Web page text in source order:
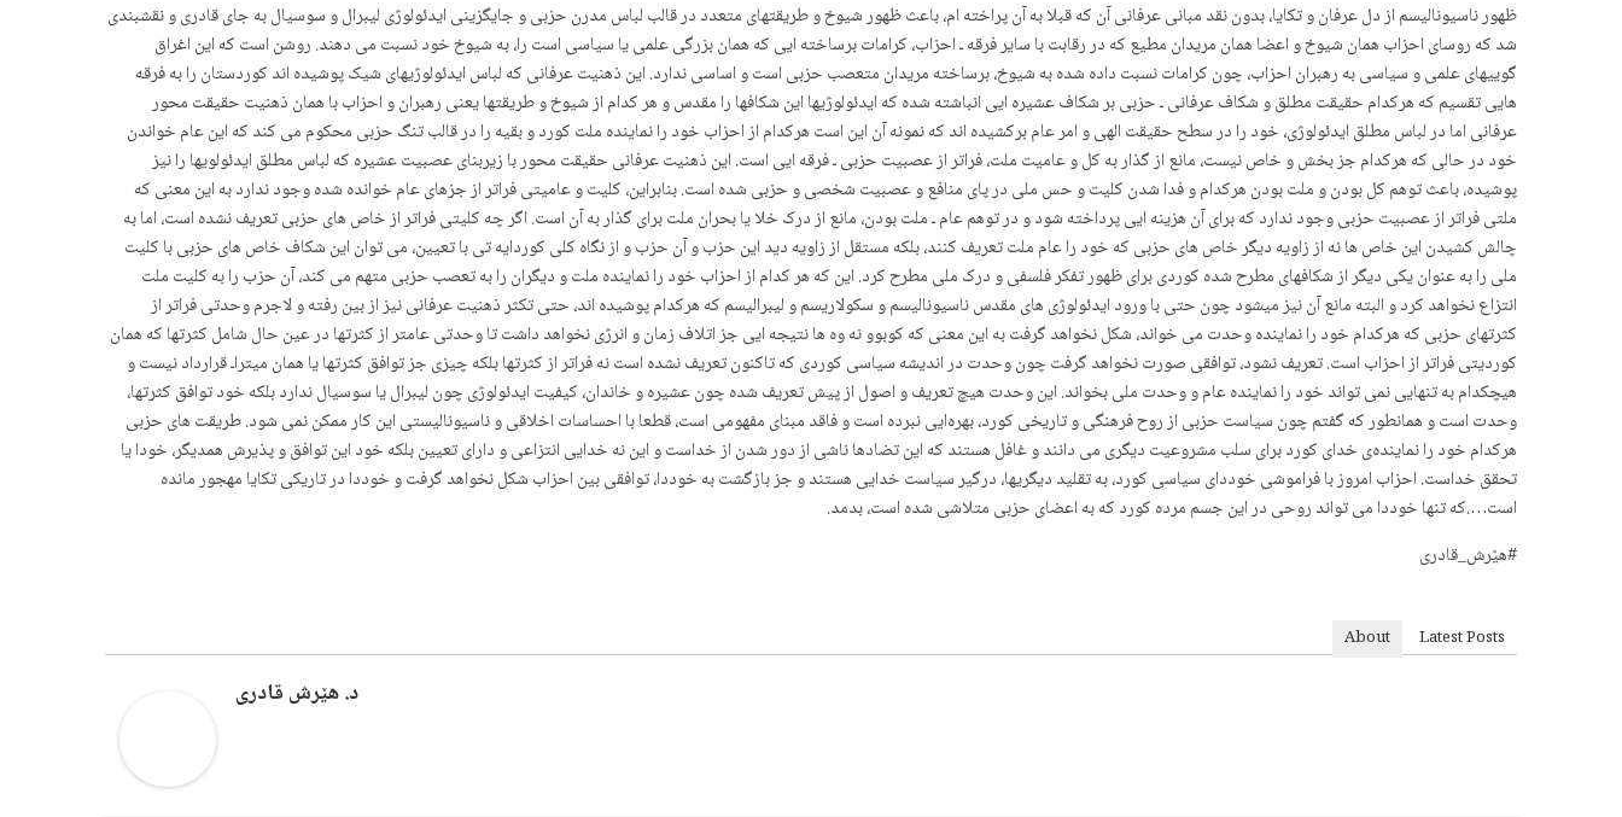
ظهور ناسیونالیسم از دل عرفان و تکایا، بدون نقد مبانی عرفانی آن که قبلا به آن پراخته ام، باعث ظهور شیوخ و طریقتهای متعدد در قالب لباس مدرن حزبی و جایگزینی ایدئولوژی لیبرال و سوسیال به جای قادری و نقشبندی
شد که روسای احزاب همان شیوخ و اعضا همان مریدان مطیع که در رقابت با سایر فرقه ـ احزاب، کرامات برساخته ایی که همان بزرگی علمی یا سیاسی است را، به شیوخ خود نسبت می دهند. روشن است که این اغراق
گوییهای علمی و سیاسی به رهبران احزاب، چون کرامات نسبت داده شده به شیوخ، برساخته مریدان متعصب حزبی است و اساسی ندارد. این ذهنیت عرفانی که لباس ایدئولوژیهای شیک پوشیده اند کوردستان را به فرقه
هایی تقسیم که هرکدام حقیقت مطلق و شکاف عرفانی ـ حزبی بر شکاف عشیره ایی انباشته شده که ایدئولوژیها این شکافها را مقدس و هر کدام از شیوخ و طریقتها یعنی رهبران و احزاب با همان ذهنیت حقیقت محور
عرفانی اما در لباس مطلق ایدئولوژی، خود را در سطح حقیقت الهی و امر عام برکشیده اند که نمونه آن این است هرکدام از احزاب خود را نماینده ملت کورد و بقیه را در قالب تنگ حزبی محکوم می کند که این عام خواندن
خود در حالی که هرکدام جز بخش و خاص نیست، مانع از گذار به کل و عامیت ملت، فراتر از عصبیت حزبی ـ فرقه ایی است. این ذهنیت عرفانی حقیقت محور با زیربنای عصبیت عشیره که لباس مطلق ایدئولویها را نیز
پوشیده، باعث توهم کل بودن و ملت بودن هرکدام و فدا شدن کلیت و حس ملی در پای منافع و عصبیت شخصی و حزبی شده است. بنابراین، کلیت و عامیتی فراتر از جزهای عام خوانده شده وجود ندارد به این معنی که
ملتی فراتر از عصبیت حزبی وجود ندارد که برای آن هزینه ایی پرداخته شود و در توهم عام ـ ملت بودن، مانع از درک خلا یا بحران ملت برای گذار به آن است. اگر چه کلیتی فراتر از خاص های حزبی تعریف نشده است، اما به
چالش کشیدن این خاص ها نه از زاویه دیگر خاص های حزبی که خود را عام ملت تعریف کنند، بلکه مستقل از زاویه دید این حزب و آن حزب و از نگاه کلی کوردایه تی با تعیین، می توان این شکاف خاص های حزبی با کلیت
ملی را به عنوان یکی دیگر از شکافهای مطرح شده کوردی برای ظهور تفکر فلسفی و درک ملی مطرح کرد. این که هر کدام از احزاب خود را نماینده ملت و دیگران را به تعصب حزبی متهم می کند، آن حزب را به کلیت ملت
انتزاع نخواهد کرد و البته مانع آن نیز میشود چون حتی با ورود ایدئولوژی های مقدس ناسیونالیسم و سکولاریسم و لیبرالیسم که هرکدام پوشیده اند، حتی تکثر ذهنیت عرفانی نیز از بین رفته و لاجرم وحدتی فراتر از
کثرتهای حزبی که هرکدام خود را نماینده وحدت می خواند، شکل نخواهد گرفت به این معنی که کوبوو نه وه ها نتیجه ایی جز اتلاف زمان و انرژی نخواهد داشت تا وحدتی عامتر از کثرتها در عین حال شامل کثرتها که همان
کوردیتی فراتر از احزاب است. تعریف نشود، توافقی صورت نخواهد گرفت چون وحدت در اندیشه سیاسی کوردی که تاکنون تعریف نشده است نه فراتر از کثرتها بلکه چیزی جز توافق کثرتها یا همان میتراـ قرارداد نیست و
هیچکدام به تنهایی نمی تواند خود را نماینده عام و وحدت ملی بخواند. این وحدت هیچ تعریف و اصول از پیش تعریف شده چون عشیره و خاندان، کیفیت ایدئولوژی چون لیبرال یا سوسیال ندارد بلکه خود توافق کثرتها،
وحدت است و همانطور که گفتم چون سیاست حزبی از روح فرهنگی و تاریخی کورد، بهرەایی نبردە است و فاقد مبنای مفهومی است، قطعا با احساسات اخلاقی و ناسیونالیستی این کار ممکن نمی شود. طریقت های حزبی
هرکدام خود را نمایندەی خدای کورد برای سلب مشروعیت دیگری می دانند و غافل هستند که این تضادها ناشی از دور شدن از خداست و این نه خدایی انتزاعی و دارای تعیین بلکه خود این توافق و پذیرش همدیگر، خودا یا
تحقق خداست. احزاب امروز با فراموشی خوددای سیاسی کورد، به تقلید دیگریها، درگیر سیاست خدایی هستند و جز بازگشت به خوددا، توافقی بین احزاب شکل نخواهد گرفت و خوددا در تاریکی تکایا مهجور مانده
است….که تنها خوددا می تواند روحی در این جسم مرده کورد که به اعضای حزبی متلاشی شده است، بدمد.
#هێرش_قادری
About Latest Posts
د. هێرش قادری